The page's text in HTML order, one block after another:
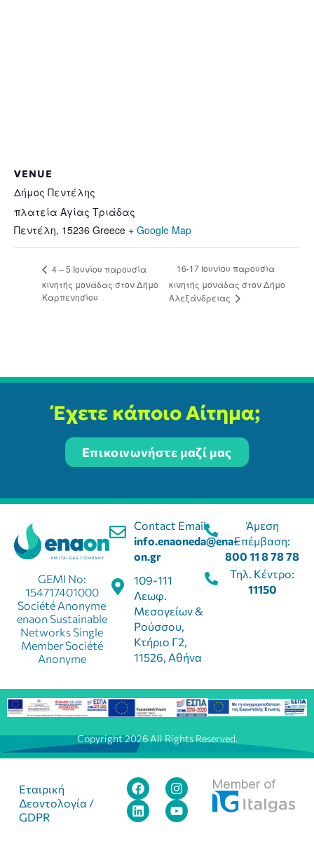
VENUE
Δήμος Πεντέλης
πλατεία Αγίας Τριάδας
Πεντέλη, 15236 Greece + Google Map
4 – 5 Ιουνίου παρουσία
κινητής μονάδας στον Δήμο
Καρπενησίου
16-17 Ιουνίου παρουσία
κινητής μονάδας στον Δήμο
Αλεξάνδρειας
Έχετε κάποιο Αίτημα;
Επικοινωνήστε μαζί μας
Contact Email:
info.enaoneda@ena-
on.gr
109-111
Λεωφ.
Μεσογείων &
Ρούσσου,
Κτήριο Γ2,
11526, Αθήνα
GEMI No:
154717401000
Société Anonyme
enaon Sustainable
Networks Single
Member Société
Anonyme
Άμεση
Επέμβαση:
800 11 8 78 78
Τηλ. Κέντρο:
11150
Copyright 2026 All Rights Reserved.
Εταιρική
Δεοντολογία /
GDPR
Member of